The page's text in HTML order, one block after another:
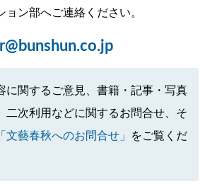
ョン部へご連絡ください。
に関するご意見、書籍・記事・写真
二次利用などに関するお問合せ、そ
「文藝春秋へのお問合せ」
をご覧くだ